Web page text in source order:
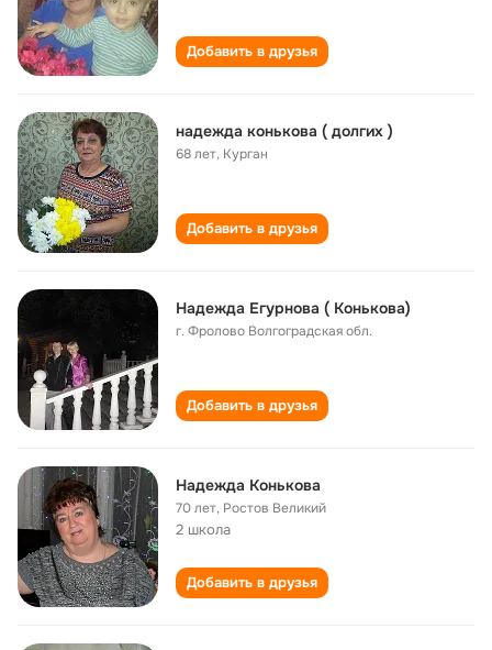
Добавить в друзья
надежда конькова ( долгих )
68 лет, Курган
Добавить в друзья
Надежда Егурнова ( Конькова)
г. Фролово Волгоградская обл.
Добавить в друзья
Надежда Конькова
70 лет, Ростов Великий
2 школа
Добавить в друзья